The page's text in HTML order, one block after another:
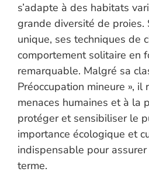
s’adapte à des habitats
grande diversité de proies.
unique, ses techniques de
comportement solitaire en
remarquable. Malgré sa
Préoccupation mineure »,
menaces humaines et à la
protéger et sensibiliser le
importance écologique et
indispensable pour
terme.